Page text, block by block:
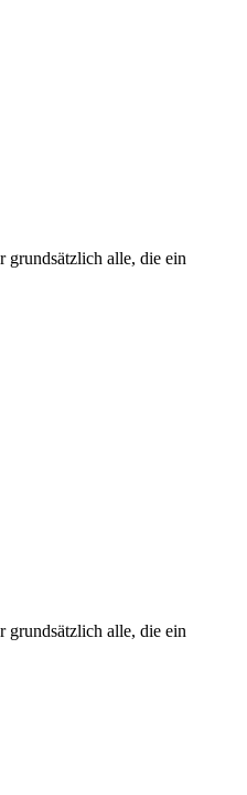
grundsätzlich alle, die ein
grundsätzlich alle, die ein